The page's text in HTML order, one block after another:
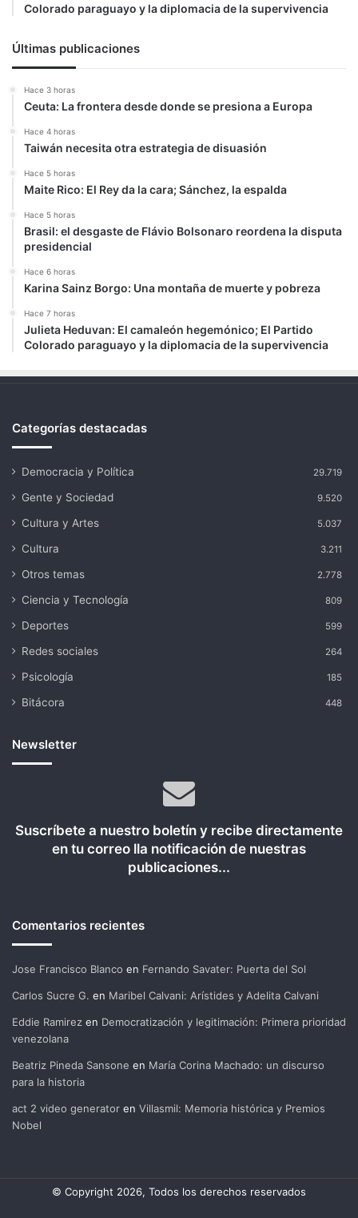
Colorado paraguayo y la diplomacia de la supervivencia
Últimas publicaciones
Hace 3 horas
Ceuta: La frontera desde donde se presiona a Europa
Hace 4 horas
Taiwán necesita otra estrategia de disuasión
Hace 5 horas
Maite Rico: El Rey da la cara; Sánchez, la espalda
Hace 5 horas
Brasil: el desgaste de Flávio Bolsonaro reordena la disputa
presidencial
Hace 6 horas
Karina Sainz Borgo: Una montaña de muerte y pobreza
Hace 7 horas
Julieta Heduvan: El camaleón hegemónico; El Partido
Colorado paraguayo y la diplomacia de la supervivencia
Categorías destacadas
Democracia y Política 29.719
Gente y Sociedad 9.520
Cultura y Artes 5.037
Cultura 3.211
Otros temas 2.778
Ciencia y Tecnología 809
Deportes 599
Redes sociales 264
Psicología 185
Bitácora 448
Newsletter
Suscríbete a nuestro boletín y recibe directamente
en tu correo lla notificación de nuestras
publicaciones...
Comentarios recientes
Jose Francisco Blanco en Fernando Savater: Puerta del Sol
Carlos Sucre G. en Maribel Calvani: Arístides y Adelita Calvani
Eddie Ramirez en Democratización y legitimación: Primera prioridad
venezolana
Beatriz Pineda Sansone en María Corina Machado: un discurso
para la historia
act 2 video generator en Villasmil: Memoria histórica y Premios
Nobel
© Copyright 2026, Todos los derechos reservados